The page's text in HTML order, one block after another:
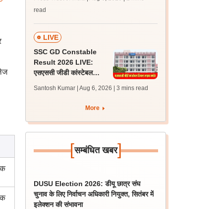
read
LIVE
SSC GD Constable
Result 2026 LIVE:
एसएससी जीडी कांस्टेबल
लेटेस्ट अपडेट, स्कोरकार्ड लिंक
Santosh Kumar | Aug 6, 2026 | 3 mins read
More
[सम्बंधित खबर]
DUSU Election 2026: डीयू छात्र संघ
चुनाव के लिए निर्वाचन अधिकारी नियुक्त, सितंबर में
इलेक्शन की संभावना